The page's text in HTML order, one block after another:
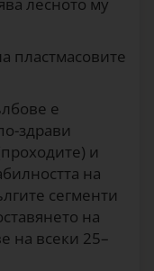
пластмасовите
е
здрави
и
на
сегменти
на
на всеки 25–